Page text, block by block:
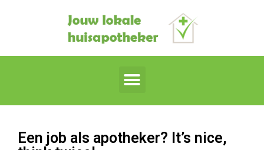
Een job als apotheker? It’s nice,